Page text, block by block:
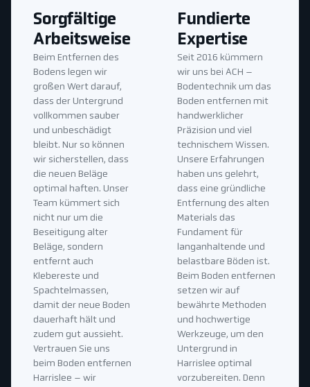
Fundierte
Expertise
Seit 2016 kümmern
wir uns bei ACH –
Bodentechnik um das
Boden entfernen mit
handwerklicher
Präzision und viel
technischem Wissen.
Unsere Erfahrungen
haben uns gelehrt,
dass eine gründliche
Entfernung des alten
Materials das
Fundament für
langanhaltende und
belastbare Böden ist.
Beim Boden entfernen
setzen wir auf
bewährte Methoden
und hochwertige
Werkzeuge, um den
Untergrund in
Harrislee optimal
vorzubereiten. Denn
Sorgfältige
Arbeitsweise
Beim Entfernen des
Bodens legen wir
großen Wert darauf,
dass der Untergrund
vollkommen sauber
und unbeschädigt
bleibt. Nur so können
wir sicherstellen, dass
die neuen Beläge
optimal haften. Unser
Team kümmert sich
nicht nur um die
Beseitigung alter
Beläge, sondern
entfernt auch
Klebereste und
Spachtelmassen,
damit der neue Boden
dauerhaft hält und
zudem gut aussieht.
Vertrauen Sie uns
beim Boden entfernen
Harrislee – wir